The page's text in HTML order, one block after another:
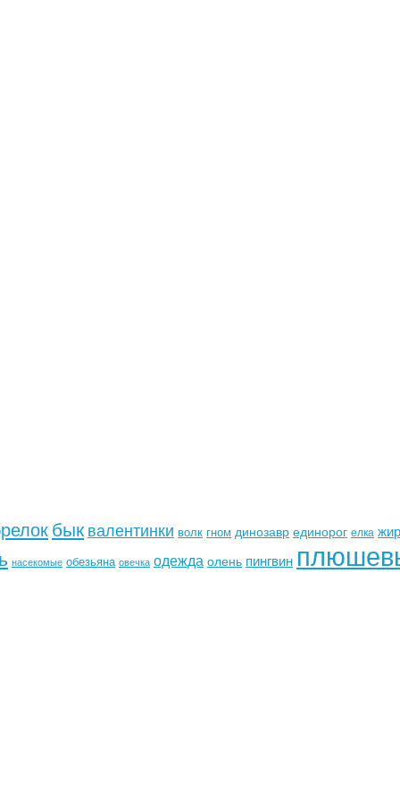
быквалентинки волк гном динозавр единорог елка
насекомые обезьяна овечка одежда олень пингвин